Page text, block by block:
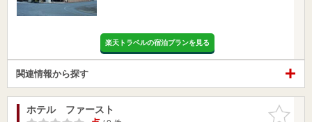
楽天トラベルの宿泊プランを見る
関連情報から探す
お気に入
ホテル ファースト